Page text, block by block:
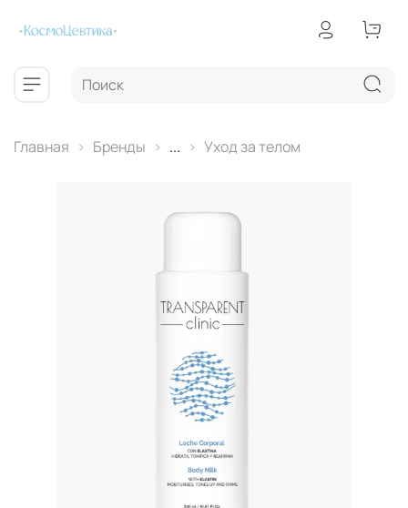
Главная Бренды ... Уход за телом